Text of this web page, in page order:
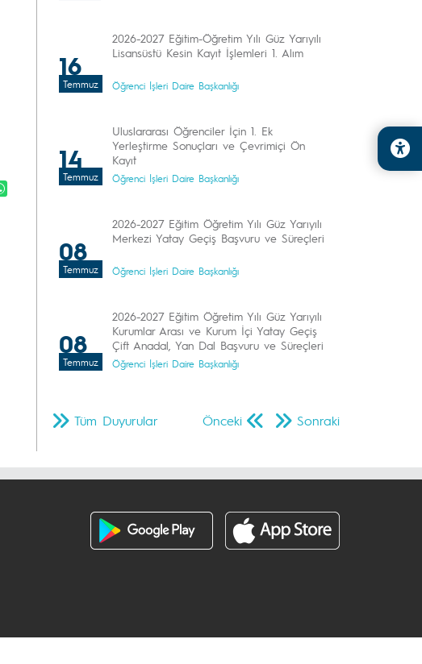
16
Temmuz
2026-2027 Eğitim-Öğretim Yılı Güz Yarıyılı
Lisansüstü Kesin Kayıt İşlemleri 1. Alım
Öğrenci İşleri Daire Başkanlığı
14
Temmuz
Uluslararası Öğrenciler İçin 1. Ek
Yerleştirme Sonuçları ve Çevrimiçi Ön
Kayıt
Öğrenci İşleri Daire Başkanlığı
08
Temmuz
2026-2027 Eğitim Öğretim Yılı Güz Yarıyılı
Merkezi Yatay Geçiş Başvuru ve Süreçleri
Öğrenci İşleri Daire Başkanlığı
08
Temmuz
2026-2027 Eğitim Öğretim Yılı Güz Yarıyılı
Kurumlar Arası ve Kurum İçi Yatay Geçiş
Çift Anadal, Yan Dal Başvuru ve Süreçleri
Öğrenci İşleri Daire Başkanlığı
Önceki Sonraki
Tüm Duyurular